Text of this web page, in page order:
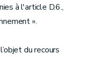
à l'article D.6.,
».
du recours